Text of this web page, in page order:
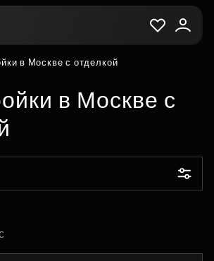
в Москве с отделкой
в Москве с